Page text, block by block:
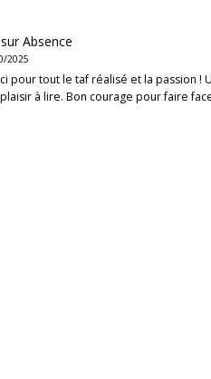
surAbsence
2025
pour tout le taf réalisé et la passion !
à lire. Bon courage pour faire